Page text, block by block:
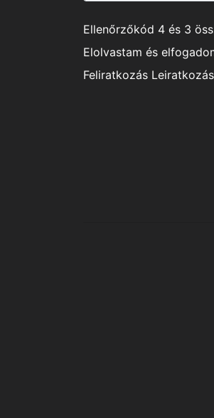
Ellenőrzőkód 4 és 3
Elolvastam és
Feliratkozás Leiratkozás